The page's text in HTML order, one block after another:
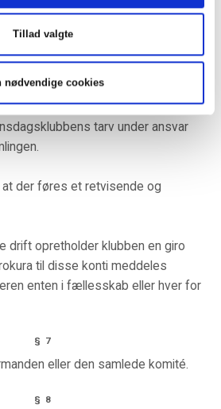
Tillad valgte
nødvendige cookies
§ 6
tarv under ansvar
at der føres et retvisende og
drift opretholder klubben en giro
til disse konti meddeles
enten i fællesskab eller hver for
§ 7
eller den samlede komité.
§ 8